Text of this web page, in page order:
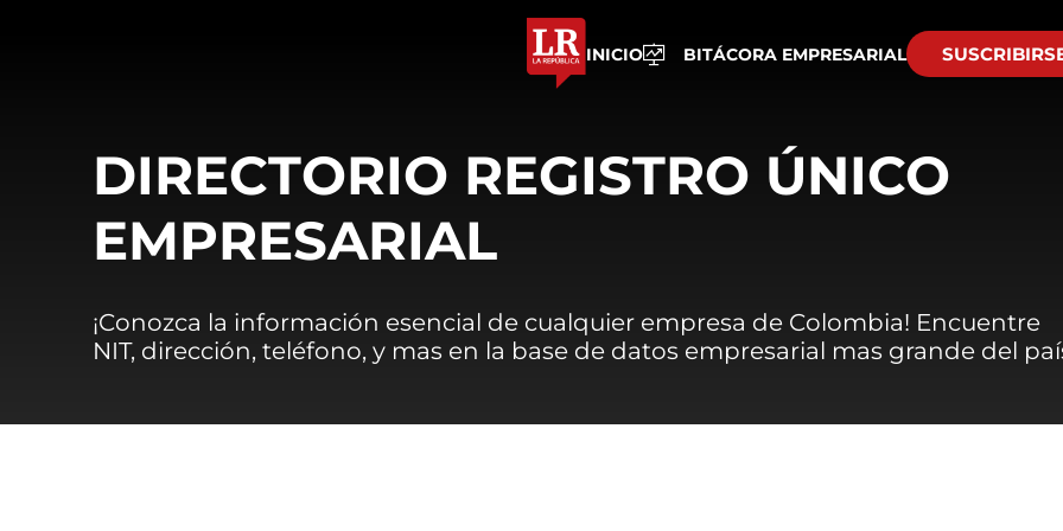
INICIO BITÁCORA EMPRESARIAL
DIRECTORIO REGISTRO ÚNICO
EMPRESARIAL
¡Conozca la información esencial de cualquier empresa de Colombia! Encuentre
NIT, dirección, teléfono, y mas en la base de datos empresarial mas grande del